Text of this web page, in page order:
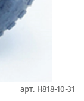
арт. H818-10-31